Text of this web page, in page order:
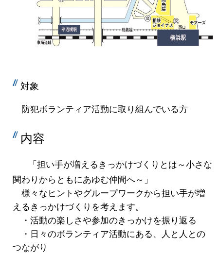
対象
防犯ボランティア活動に取り組んでいる方
内容
「担い手が増えるきっかけづくりとは～小さな
関わりからともにあゆむ仲間へ～」
様々なヒントやグループワークから担い手が増
えるきっかけづくりを考えます。
・活動の楽しさや参加のきっかけを振り返る
・日々のボランティア活動にある、人と人との
つながり